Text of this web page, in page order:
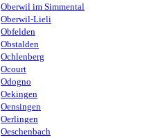
Oberwil im Simmental
Oberwil-Lieli
Obfelden
Obstalden
Ochlenberg
Ocourt
Odogno
Oekingen
Oensingen
Oerlingen
Oeschenbach